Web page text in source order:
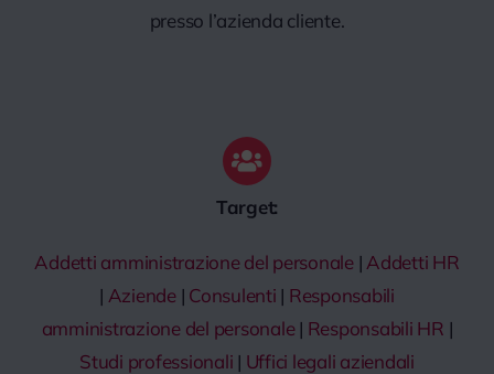
presso l’azienda cliente.
Target:
Addetti amministrazione del personale| Addetti HR
| Aziende| Consulenti | Responsabili
amministrazione del personale| Responsabili HR |
Studi professionali | Uffici legali aziendali